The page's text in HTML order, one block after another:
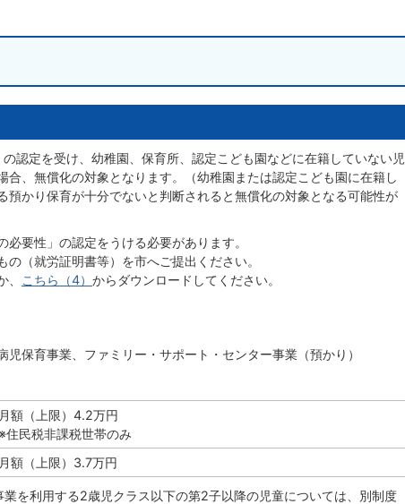
認定を受け、幼稚園、保育所、認定こども園などに在籍していない児
合、無償化の対象となります。（幼稚園または認定こども園に在籍し
預かり保育が十分でないと判断されると無償化の対象となる可能性が
要性」の認定をうける必要があります。
（就労証明書等）を市へご提出ください。
こちら（4） からダウンロードしてください。
保育事業、ファミリー・サポート・センター事業（預かり）
月額（上限）4.2万円
住民税非課税世帯のみ
月額（上限）3.7万円
を利用する2歳児クラス以下の第2子以降の児童については、別制度